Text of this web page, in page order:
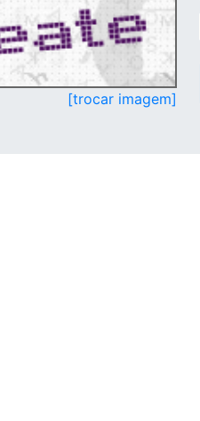
[trocar imagem]